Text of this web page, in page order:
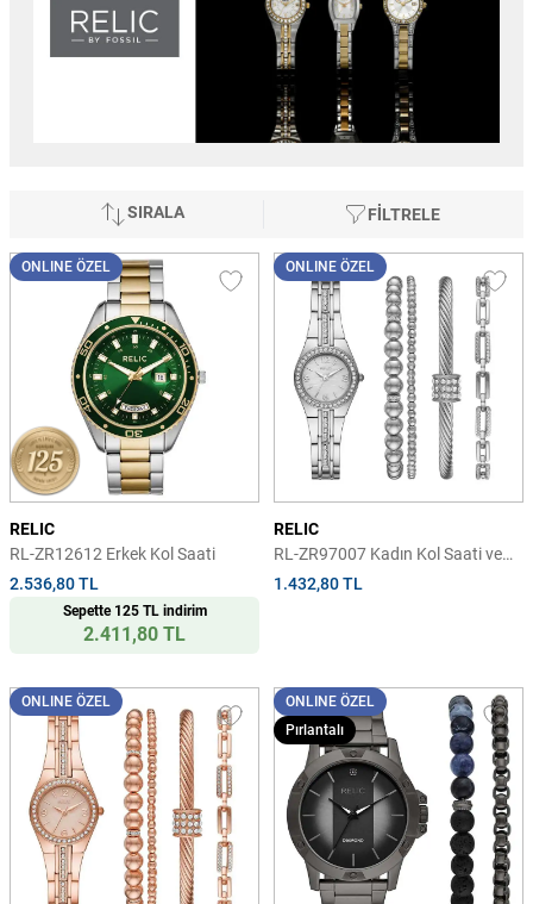
SIRALA FİLTRELE
ONLINE ÖZEL
RELIC
RL-ZR12612 Erkek Kol Saati
2.536,80 TL
Sepette 125 TL indirim
2.411,80 TL
ONLINE ÖZEL
RELIC
RL-ZR97007 Kadın Kol Saati ve
Bileklik Seti
1.432,80 TL
ONLINE ÖZEL
ONLINE ÖZEL
Pırlantalı